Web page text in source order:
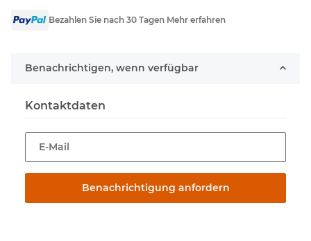
Bezahlen Sie nach 30 Tagen Mehr erfahren
Benachrichtigen, wenn verfügbar
Kontaktdaten
E-Mail
Benachrichtigung anfordern